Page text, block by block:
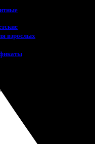
взрослых
искала возможность
получилась
оригинальный